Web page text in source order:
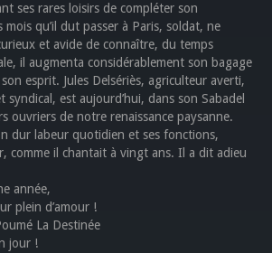
ses rares loisirs de compléter son
qu’il dut passer à Paris, soldat, ne
et avide de connaître, du temps
il augmenta considérablement son bagage
esprit. Jules Delsériès, agriculteur averti,
syndical, est aujourd’hui, dans son Sabadel
ouvriers de notre renaissance paysanne.
dur labeur quotidien et ses fonctions,
comme il chantait à vingt ans. Il a dit adieu
année,
plein d’amour !
La Destinée
jour !